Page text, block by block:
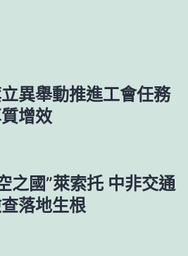
異舉動推進工會任務
增效
之國”萊索托 中非交通
落地生根